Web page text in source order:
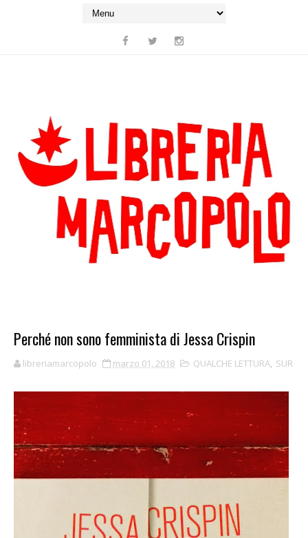
Perché non sono femminista di Jessa Crispin
libreriamarcopolo marzo 01, 2018 QUALCHE LETTURA, SUR